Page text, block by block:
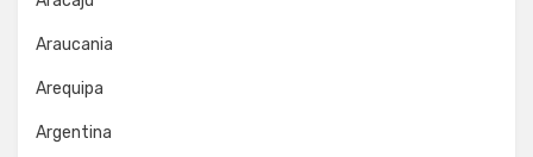
Araucania
Arequipa
Argentina